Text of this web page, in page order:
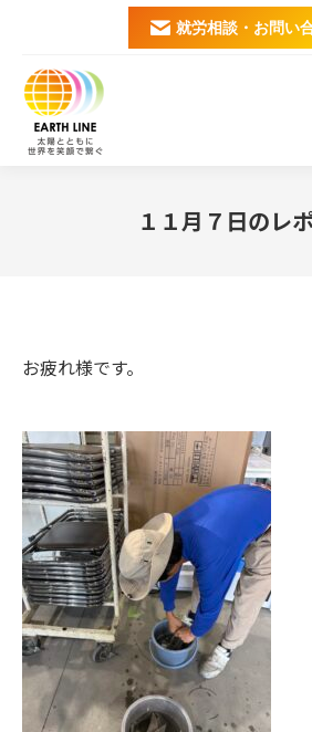
就労相談・お問い
１１月７日のレ
お疲れ様です。